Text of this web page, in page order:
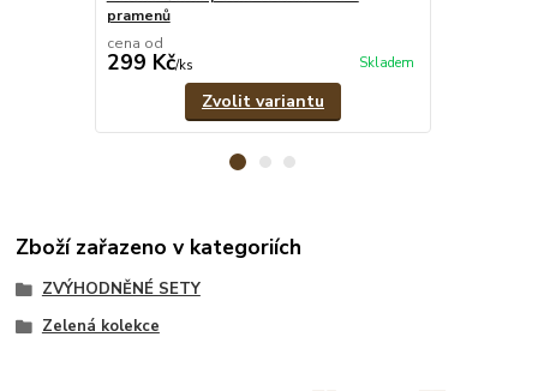
pramenů
cena od
299 Kč/ks Skladem
Zvolit variantu
Zboží zařazeno v kategoriích
ZVÝHODNĚNÉ SETY
Zelená kolekce